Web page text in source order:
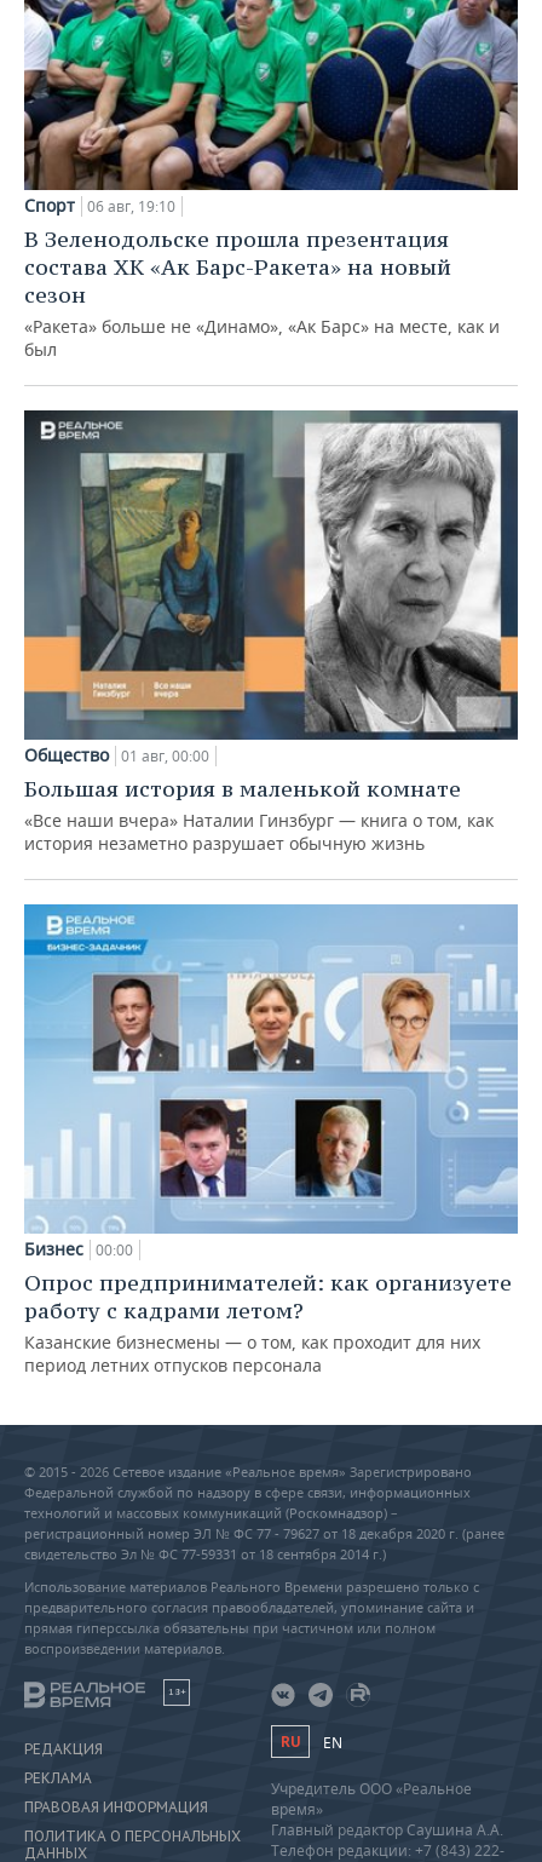
Спорт 06 авг, 19:10
В Зеленодольске прошла презентация
состава ХК «Ак Барс-Ракета» на новый
сезон
«Ракета» больше не «Динамо», «Ак Барс» на месте, как и
был
Общество 01 авг, 00:00
Большая история в маленькой комнате
«Все наши вчера» Наталии Гинзбург — книга о том, как
история незаметно разрушает обычную жизнь
Бизнес 00:00
Опрос предпринимателей: как организуете
работу с кадрами летом?
Казанские бизнесмены — о том, как проходит для них
период летних отпусков персонала
© 2015 - 2026 Сетевое издание «Реальное время» Зарегистрировано
Федеральной службой по надзору в сфере связи, информационных
технологий и массовых коммуникаций (Роскомнадзор) –
регистрационный номер ЭЛ № ФС 77 - 79627 от 18 декабря 2020 г. (ранее
свидетельство Эл № ФС 77-59331 от 18 сентября 2014 г.)
Использование материалов Реального Времени разрешено только с
предварительного согласия правообладателей, упоминание сайта и
прямая гиперссылка обязательны при частичном или полном
воспроизведении материалов.
18+
РЕДАКЦИЯ
РЕКЛАМА
ПРАВОВАЯ ИНФОРМАЦИЯ
ПОЛИТИКА О ПЕРСОНАЛЬНЫХ
ДАННЫХ
RU EN
Учредитель ООО «Реальное
время»
Главный редактор Саушина А.А.
Телефон редакции: +7 (843) 222-